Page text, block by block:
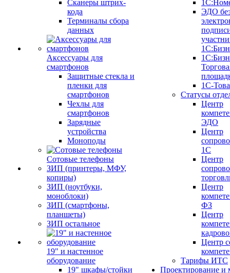
Сканеры штрих-
кода
Терминалы сбора
данных
Аксессуары для
смартфонов
Защитные стекла и
пленки для
смартфонов
Чехлы для
смартфонов
Зарядные
устройства
Моноподы
Сотовые телефоны
ЗИП (принтеры, МФУ,
копиры)
ЗИП (ноутбуки,
моноблоки)
ЗИП (смартфоны,
планшеты)
ЗИП остальное
19" и настенное
оборудование
19" шкафы/стойки
ЭДО
1С-
Статусы
Центр
ЭДО
Центр
1С
Центр
Центр
ФЗ
Центр
Центр
Тарифы ИТС
Проектирование и